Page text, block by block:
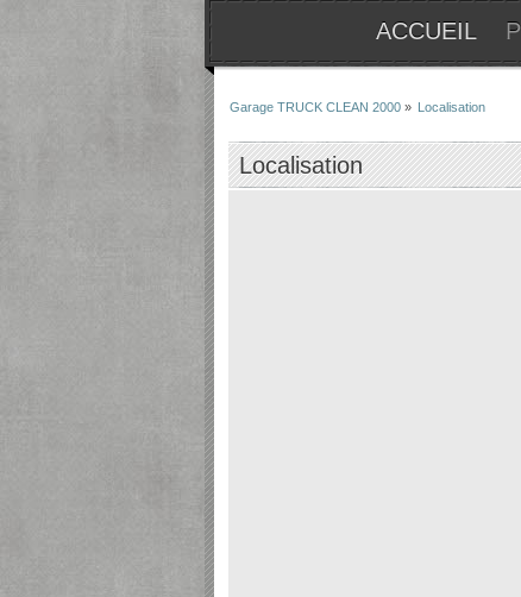
ACCUEIL
Garage TRUCK CLEAN 2000» Localisation
Localisation